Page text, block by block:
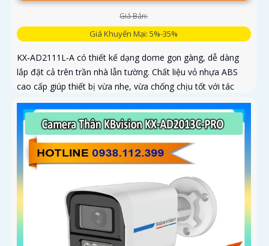
Giá Bán:
Giá Khuyến Mại: 5%-35%
KX‑AD2111L‑A có thiết kế dạng dome gọn gàng, dễ dàng
lắp đặt cả trên trần nhà lẫn tường. Chất liệu vỏ nhựa ABS
cao cấp giúp thiết bị vừa nhẹ, vừa chống chịu tốt với tác
động của môi trường bên ngoài